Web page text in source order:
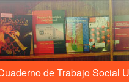
de Trabajo Social